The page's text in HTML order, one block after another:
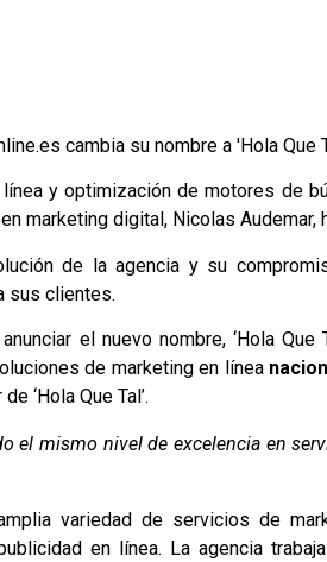
y optimización de motores de
marketing digital, Nicolas Audemar,
de la agencia y su
sus clientes.
el nuevo nombre, ‘Hola
de marketing en línea
‘Hola Que Tal’.
el mismo nivel de excelencia en
variedad de servicios de
en línea. La agencia